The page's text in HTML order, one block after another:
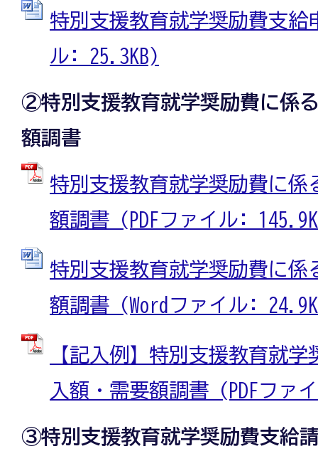
特別支援教育就学奨励費支給
ル: 25.3KB)
②特別支援教育就学奨励費に係
額調書
特別支援教育就学奨励費に係
額調書 (PDFファイル:
特別支援教育就学奨励費に係
額調書 (Wordファイル:
【記入例】特別支援教育就
入額・需要額調書 (PDFファ
③特別支援教育就学奨励費支給